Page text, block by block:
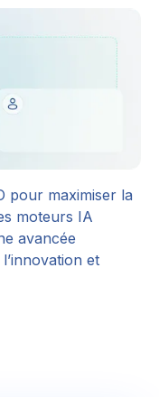
pour maximiser la
moteurs IA
avancée
et